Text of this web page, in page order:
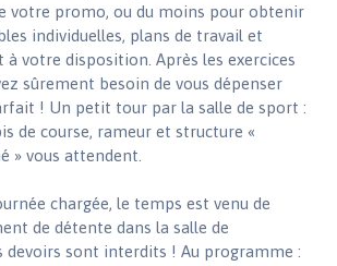
votre promo, ou du moins pour obtenir
individuelles, plans de travail et
à votre disposition. Après les exercices
sûrement besoin de vous dépenser
! Un petit tour par la salle de sport :
de course, rameur et structure «
» vous attendent.
chargée, le temps est venu de
de détente dans la salle de
devoirs sont interdits ! Au programme :